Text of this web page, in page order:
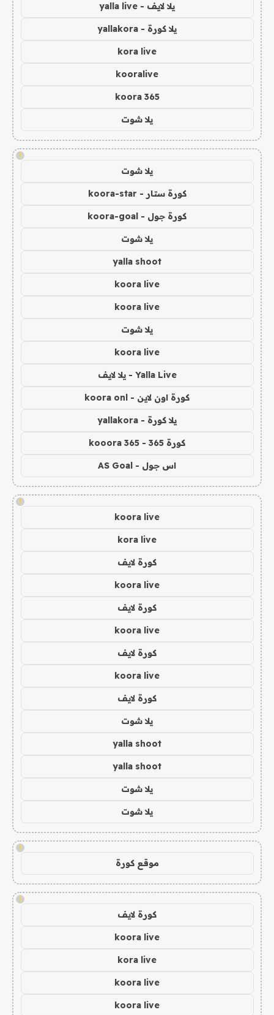
يلا لايف - yalla live
يلا كورة - yallakora
kora live
kooralive
koora 365
يلا شوت
!
يلا شوت
كورة ستار - koora-star
كورة جول - koora-goal
يلا شوت
yalla shoot
koora live
koora live
يلا شوت
koora live
Yalla Live - يلا لايف
كورة اون لاين - koora onl
يلا كورة - yallakora
كورة 365 - kooora 365
اس جول - AS Goal
!
koora live
kora live
كورة لايف
koora live
كورة لايف
koora live
كورة لايف
koora live
كورة لايف
يلا شوت
yalla shoot
yalla shoot
يلا شوت
يلا شوت
!
موقع كورة
!
كورة لايف
koora live
kora live
koora live
koora live